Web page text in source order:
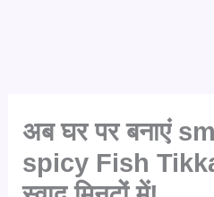
अब घर पर बनाएं
spicy Fish